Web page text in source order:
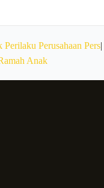
Perusahaan Pers|
Anak